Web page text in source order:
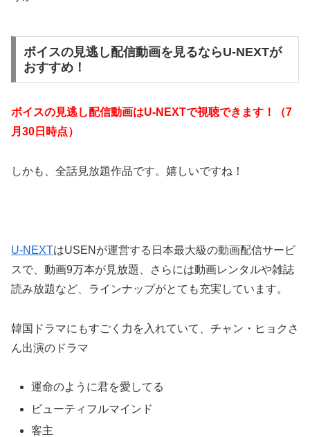
ボイスの見逃し配信動画を見るならU-NEXTが
おすすめ！
ボイスの見逃し配信動画はU-NEXTで視聴できます！（7
月30日時点）
しかも、全話見放題作品です。嬉しいですね！
U-NEXTはUSENが運営する日本最大級の動画配信サービ
スで、動画9万本が見放題、さらには動画レンタルや雑誌
読み放題など、ラインナップがとても充実しています。
韓国ドラマにもすごく力を入れていて、チャン・ヒョクさ
ん出演のドラマ
運命のように君を愛してる
ビューティフルマインド
客主